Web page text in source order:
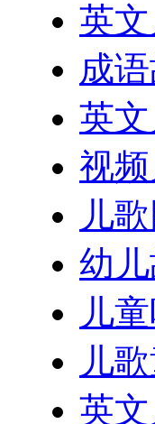
英
成
英
视
儿
幼
儿
儿
英